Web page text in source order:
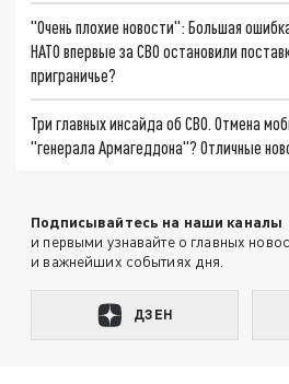
"Очень плохие новости": Большая
НАТО впервые за СВО остановили
приграничье?
Три главных инсайда об СВО. Отмена
"генерала Армагеддона"? Отличные
Подписывайтесь на наши каналы
и первыми узнавайте о главных
и важнейших событиях дня.
ДЗЕН